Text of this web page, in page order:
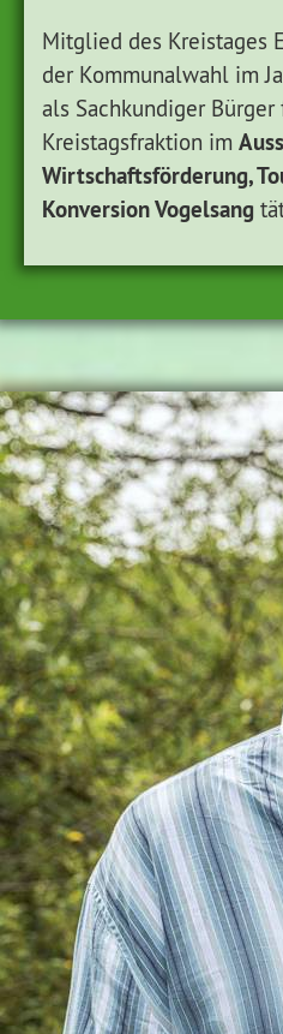
Mitglied des Kreistages
der Kommunalwahl im
als Sachkundiger Bürger
Kreistagsfraktion im
Wirtschaftsförderung,
Konversion Vogelsang